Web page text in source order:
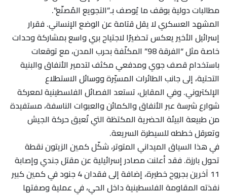
مطالبات دولية بوقف ما يُوصف بـ”التجويع المُصنّع”.
المشهد العسكري لا يقل قتامة عن الوضع الإنساني. فقرار
إسرائيل الأخير يعكس تحضيرًا لاجتياح بري واسع بمشاركة وحدات
خاصة مثل “الفرقة 98” المكلّفة بحرب المدن، مع توقعات
باستخدام قصف جوي ومدفعي مكثف لتدمير الأنفاق والبنية
التحتية، إلى جانب الطائرات المسيّرة ووسائل الاستطلاع
الإلكتروني. وفي المقابل، تستعد الفصائل الفلسطينية لمعركة
شوارع شرسة عبر الأنفاق والكمائن والعبوات الناسفة، مستفيدة
من طبيعة البيئة الحضرية المكتظة التي تُعيق حركة الجيش
وتعرقل خططه للسيطرة السريعة.
في هذا السياق الميداني المتوتر، شكّل كمين الزيتون نقطة
تحول بارزة. فقد أعلنت مصادر إسرائيلية عن مقتل جندي وإصابة
11 آخرين بجروح خطيرة، إضافة إلى فقدان 4 جنود في كمين كبير
نفذته المقاومة الفلسطينية داخل الحي، في عملية وصفتها